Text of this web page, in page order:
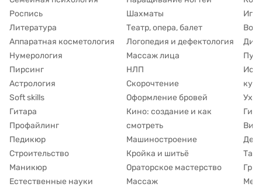
Роспись
Литература
Аппаратная косметология
Нумерология
Пирсинг
Астрология
Soft skills
Гитара
Профайлинг
Педикюр
Строительство
Маникюр
Естественные науки
Шахматы
Театр, опера, балет
Логопедия и дефектология
Массаж лица
НЛП
Скорочтение
Оформление бровей
Кино: создание и как
смотреть
Машиностроение
Кройка и шитьё
Ораторское мастерство
Массаж
Таро